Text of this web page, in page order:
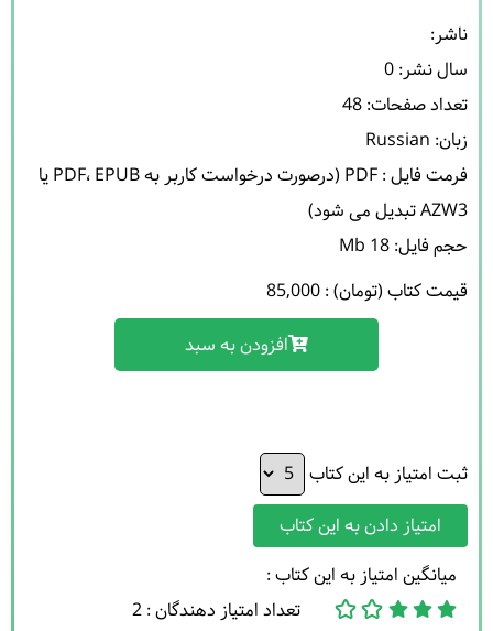
حجم فایل: 18 Mb
قیمت کتاب (تومان) : 85,000
افزودن به سبد
ثبت امتیاز به این کتاب
امتیاز دادن به این کتاب
میانگین امتیاز به این کتاب :
تعداد امتیاز دهندگان : 2